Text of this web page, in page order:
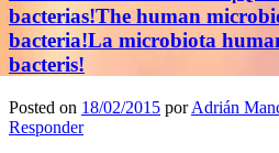
bacterias!The human
bacteria!La microbiota
bacteris!
Posted on 18/02/2015 porAdrián
Responder